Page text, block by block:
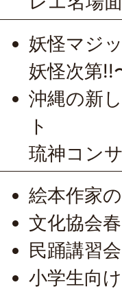
妖怪マジ
妖怪次第!!
沖縄の新
ト
琉神コン
絵本作家
文化協会
民踊講習会
小学生向